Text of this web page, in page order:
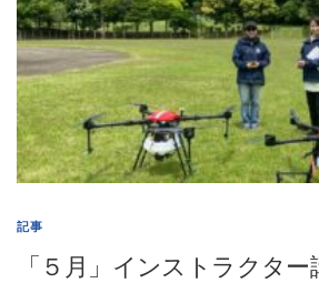
記事
「５月」インストラクタ